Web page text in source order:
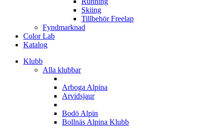
Skiing
Tillbehör Freelap
Fyndmarknad
Color Lab
Katalog
Klubb
Alla klubbar
Arboga Alpina
Arvidsjaur
Bodö Alpin
Bollnäs Alpina Klubb